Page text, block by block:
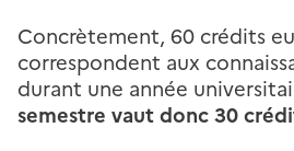
Concrètement, 60 crédits
correspondent aux
durant une année
semestre vaut donc 30